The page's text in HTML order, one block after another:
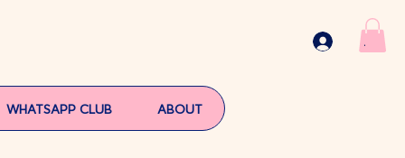
.
WHATSAPP CLUB ABOUT